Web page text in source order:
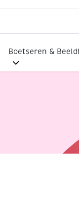
Boetseren &